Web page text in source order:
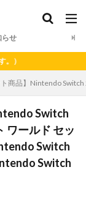
らせ
ト商品】Nintendo
Switch
ワールド セッ
Switch
Switch